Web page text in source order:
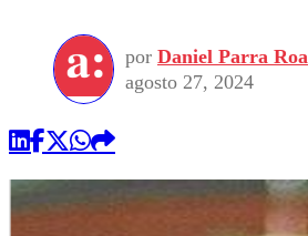
por Daniel Parra Roa
agosto 27, 2024